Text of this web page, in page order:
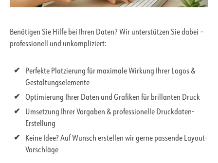
Benötigen Sie Hilfe bei Ihren Daten? Wir unterstützen Sie dabei –
professionell und unkompliziert:
Perfekte Platzierung für maximale Wirkung Ihrer Logos &
Gestaltungselemente
Optimierung Ihrer Daten und Grafiken für brillanten Druck
Umsetzung Ihrer Vorgaben & professionelle Druckdaten-
Erstellung
Keine Idee? Auf Wunsch erstellen wir gerne passende Layout-
Vorschläge